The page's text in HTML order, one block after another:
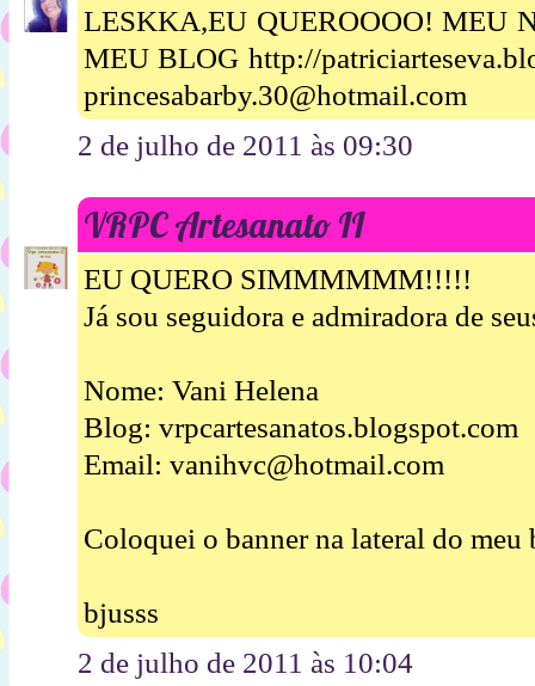
LESKKA,EU QUEROOOO! MEU
MEU BLOG http://
princesabarby.30@hotmail.com
2 de julho de 2011 às 09:30
VRPC Artesanato II
EU QUERO SIMMMMMM!!!!!
Já sou seguidora e admiradora de
Nome: Vani Helena
Blog: vrpcartesanatos.blogspot.com
Email: vanihvc@hotmail.com
Coloquei o banner na lateral do meu
bjusss
2 de julho de 2011 às 10:04